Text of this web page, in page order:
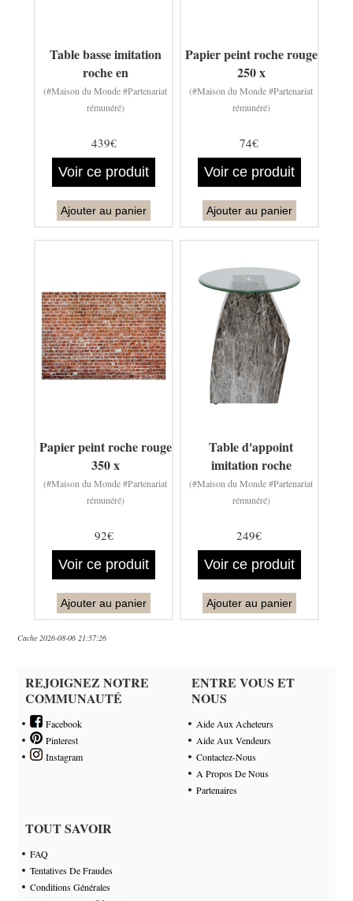
Table basse imitation
roche en
(#Maison du Monde #Partenariat
rémunéré)
439€
Voir ce produit
Ajouter au panier
Papier peint roche rouge
250 x
(#Maison du Monde #Partenariat
rémunéré)
74€
Voir ce produit
Ajouter au panier
Papier peint roche rouge
350 x
(#Maison du Monde #Partenariat
rémunéré)
92€
Voir ce produit
Ajouter au panier
Table d'appoint
imitation roche
(#Maison du Monde #Partenariat
rémunéré)
249€
Voir ce produit
Ajouter au panier
Cache 2026-08-06 21:57:26
REJOIGNEZ NOTRE
COMMUNAUTÉ
Facebook
Pinterest
Instagram
ENTRE VOUS ET
NOUS
Aide Aux Acheteurs
Aide Aux Vendeurs
Contactez-Nous
A Propos De Nous
Partenaires
TOUT SAVOIR
FAQ
Tentatives De Fraudes
Conditions Générales